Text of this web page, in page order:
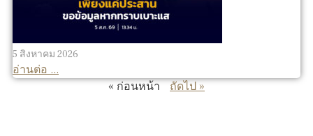
5 สิงหาคม 2026
อ่านต่อ ...
« ก่อนหน้า
ถัดไป »